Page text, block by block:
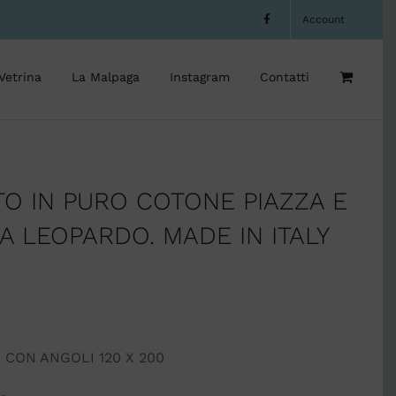
Account
La Malpaga Instagram Contatti
IN PURO COTONE PIAZZA E
LEOPARDO. MADE IN ITALY
ANGOLI 120 X 200